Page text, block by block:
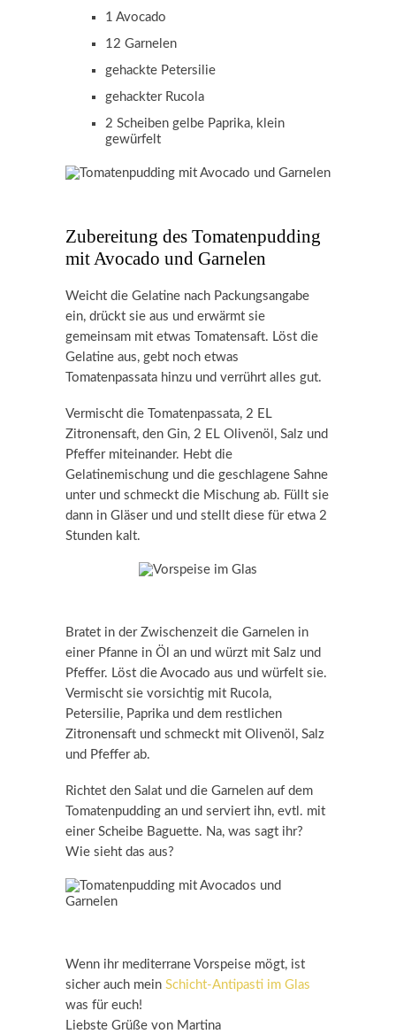
1 Avocado
12 Garnelen
gehackte Petersilie
gehackter Rucola
2 Scheiben gelbe Paprika, klein
gewürfelt
Zubereitung des Tomatenpudding
mit Avocado und Garnelen
Weicht die Gelatine nach Packungsangabe
ein, drückt sie aus und erwärmt sie
gemeinsam mit etwas Tomatensaft. Löst die
Gelatine aus, gebt noch etwas
Tomatenpassata hinzu und verrührt alles gut.
Vermischt die Tomatenpassata, 2 EL
Zitronensaft, den Gin, 2 EL Olivenöl, Salz und
Pfeffer miteinander. Hebt die
Gelatinemischung und die geschlagene Sahne
unter und schmeckt die Mischung ab. Füllt sie
dann in Gläser und und stellt diese für etwa 2
Stunden kalt.
Bratet in der Zwischenzeit die Garnelen in
einer Pfanne in Öl an und würzt mit Salz und
Pfeffer. Löst die Avocado aus und würfelt sie.
Vermischt sie vorsichtig mit Rucola,
Petersilie, Paprika und dem restlichen
Zitronensaft und schmeckt mit Olivenöl, Salz
und Pfeffer ab.
Richtet den Salat und die Garnelen auf dem
Tomatenpudding an und serviert ihn, evtl. mit
einer Scheibe Baguette. Na, was sagt ihr?
Wie sieht das aus?
Wenn ihr mediterrane Vorspeise mögt, ist
sicher auch mein Schicht-Antipasti im Glas
was für euch!
Liebste Grüße von Martina